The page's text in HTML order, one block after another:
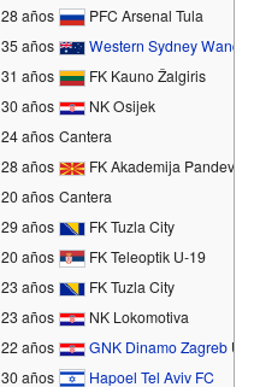
28 años PFC Arsenal Tula
35 años Western Sydney
31 años FK Kauno Žalgiris
30 años NK Osijek
24 años Cantera
28 años FK Akademija Pandev
20 años Cantera
29 años FK Tuzla City
20 años FK Teleoptik U-19
23 años FK Tuzla City
23 años NK Lokomotiva
22 años GNK Dinamo Zagreb U-
30 años Hapoel Tel Aviv FC